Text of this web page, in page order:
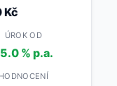
Kč
ÚROK OD
% p.a.
HODNOCENÍ